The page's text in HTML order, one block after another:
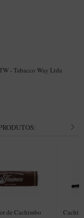
- Tabacco Way Ltda
de Cachimbo